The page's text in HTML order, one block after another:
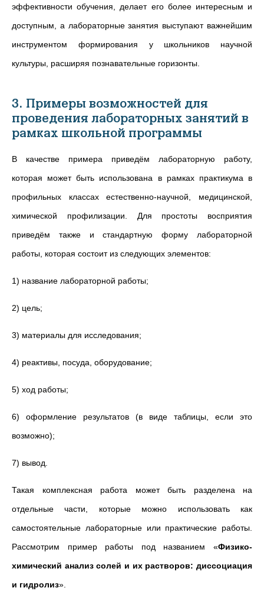
эффективности обучения, делает его более интересным и
доступным, а лабораторные занятия выступают важнейшим
инструментом формирования у школьников научной
культуры, расширяя познавательные горизонты.
3. Примеры возможностей для
проведения лабораторных занятий в
рамках школьной программы
В качестве примера приведём лабораторную работу,
которая может быть использована в рамках практикума в
профильных классах естественно-научной, медицинской,
химической профилизации. Для простоты восприятия
приведём также и стандартную форму лабораторной
работы, которая состоит из следующих элементов:
1) название лабораторной работы;
2) цель;
3) материалы для исследования;
4) реактивы, посуда, оборудование;
5) ход работы;
6) оформление результатов (в виде таблицы, если это
возможно);
7) вывод.
Такая комплексная работа может быть разделена на
отдельные части, которые можно использовать как
самостоятельные лабораторные или практические работы.
Рассмотрим пример работы под названием «Физико-
химический анализ солей и их растворов: диссоциация
и гидролиз».